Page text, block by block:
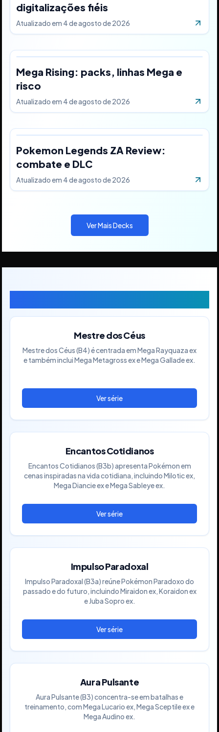
digitalizações fiéis
Atualizado em 4 de agosto de 2026
Mega Rising: packs, linhas Mega e
risco
Atualizado em 4 de agosto de 2026
Pokemon Legends ZA Review:
combate e DLC
Atualizado em 4 de agosto de 2026
Ver Mais Decks
Mestre dos Céus
Mestre dos Céus (B4) é centrada em Mega Rayquaza ex
e também inclui Mega Metagross ex e Mega Gallade ex.
Encantos Cotidianos
Encantos Cotidianos (B3b) apresenta Pokémon em
cenas inspiradas na vida cotidiana, incluindo Milotic ex,
Mega Diancie ex e Mega Sableye ex.
Impulso Paradoxal
Impulso Paradoxal (B3a) reúne Pokémon Paradoxo do
passado e do futuro, incluindo Miraidon ex, Koraidon ex
e Juba Sopro ex.
Aura Pulsante
Aura Pulsante (B3) concentra-se em batalhas e
treinamento, com Mega Lucario ex, Mega Sceptile ex e
Mega Audino ex.